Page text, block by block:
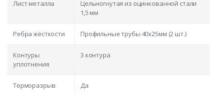
Лист металла
Цельногнутая из оцинкованной стали
1,5 мм
Ребра жёсткости Профильные трубы 40х25мм (2 шт.)
Контуры
уплотнения
3 контура
Терморазрыв Да